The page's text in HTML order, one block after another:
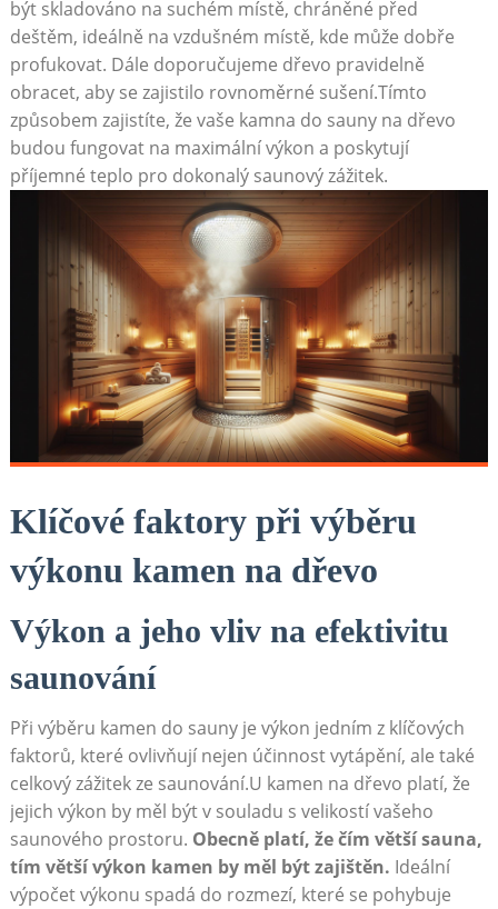
být skladováno na suchém místě, chráněné před
deštěm, ideálně na vzdušném místě, kde může dobře
profukovat. Dále doporučujeme dřevo pravidelně
obracet, aby se zajistilo rovnoměrné sušení.Tímto
způsobem zajistíte, že vaše kamna do sauny na dřevo
budou fungovat na maximální výkon a poskytují
příjemné teplo pro dokonalý saunový zážitek.
Klíčové faktory při výběru
výkonu kamen na dřevo
Výkon a jeho vliv na efektivitu
saunování
Při výběru kamen do sauny je výkon jedním z klíčových
faktorů, které ovlivňují nejen účinnost vytápění, ale také
celkový zážitek ze saunování.U kamen na dřevo platí, že
jejich výkon by měl být v souladu s velikostí vašeho
saunového prostoru. Obecně platí, že čím větší sauna,
tím větší výkon kamen by měl být zajištěn. Ideální
výpočet výkonu spadá do rozmezí, které se pohybuje